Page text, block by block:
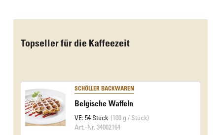
Topseller für die Kaffeezeit
SCHÖLLER BACKWAREN
Belgische Waffeln
VE: 54 Stück (100 g / Stück)
Art.-Nr. 34002164